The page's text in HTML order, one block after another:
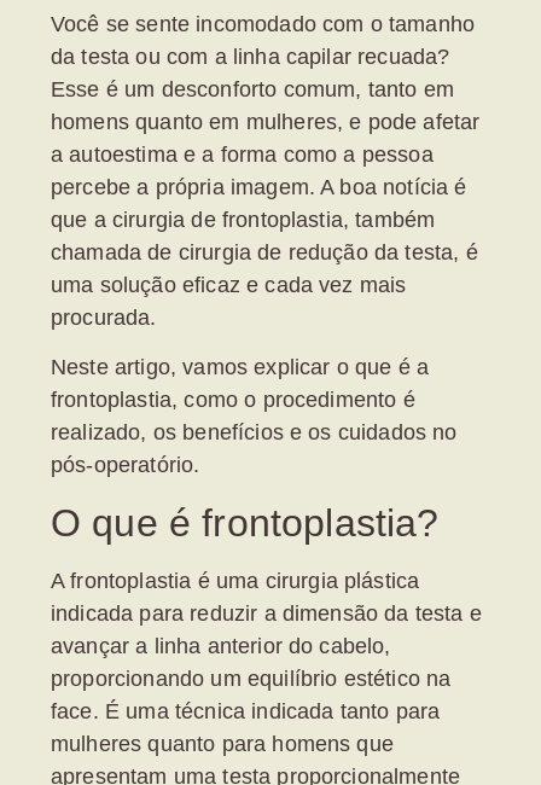
Você se sente incomodado com o tamanho
da testa ou com a linha capilar recuada?
Esse é um desconforto comum, tanto em
homens quanto em mulheres, e pode afetar
a autoestima e a forma como a pessoa
percebe a própria imagem. A boa notícia é
que a cirurgia de frontoplastia, também
chamada de cirurgia de redução da testa, é
uma solução eficaz e cada vez mais
procurada.
Neste artigo, vamos explicar o que é a
frontoplastia, como o procedimento é
realizado, os benefícios e os cuidados no
pós-operatório.
O que é frontoplastia?
Afrontoplastia é uma cirurgia plástica
indicada para reduzir a dimensão da testa e
avançar a linha anterior do cabelo,
proporcionando um equilíbrio estético na
face. É uma técnica indicada tanto para
mulheres quanto para homens que
apresentam uma testa proporcionalmente